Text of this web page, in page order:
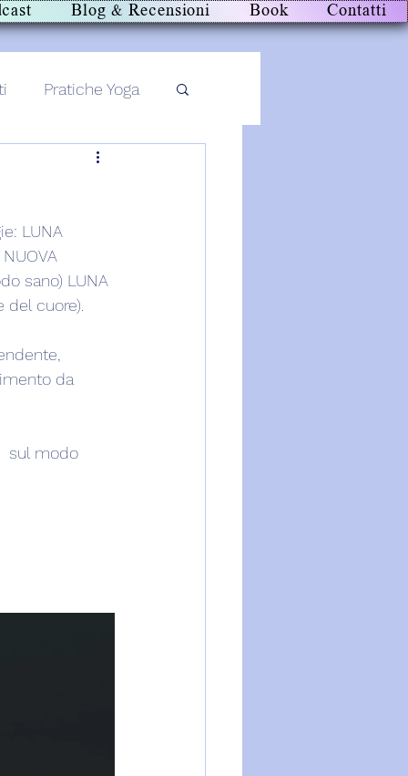
Blog & Recensioni Book Contatti
Pratiche Yoga
LUNA
sano) LUNA
del cuore).
da
sul modo